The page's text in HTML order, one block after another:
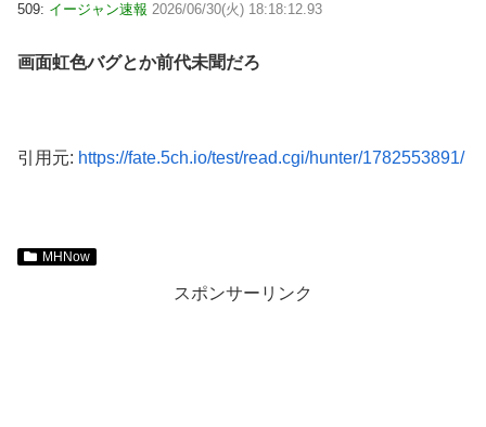
509: イージャン速報 2026/06/30(火) 18:18:12.93
画面虹色バグとか前代未聞だろ
引用元: https://fate.5ch.io/test/read.cgi/hunter/1782553891/
MHNow
スポンサーリンク